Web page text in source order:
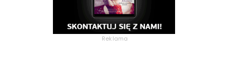
Reklama